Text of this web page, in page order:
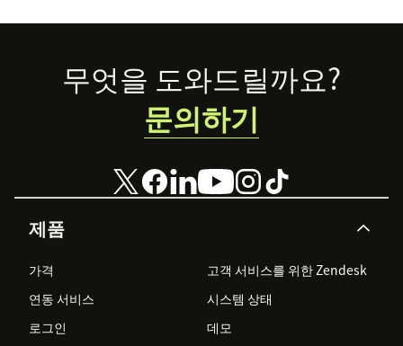
Footer
제품
가격
고객 서비스를 위한 Zendesk
연동 서비스
시스템 상태
로그인
데모
무엇을 도와드릴까요?
문의하기